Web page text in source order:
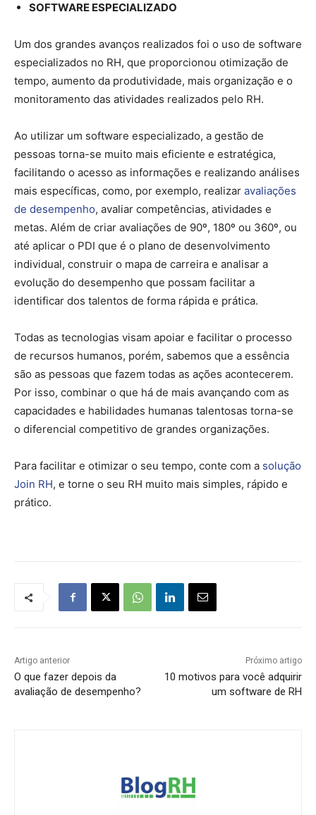
SOFTWARE ESPECIALIZADO
Um dos grandes avanços realizados foi o uso de software
especializados no RH, que proporcionou otimização de
tempo, aumento da produtividade, mais organização e o
monitoramento das atividades realizados pelo RH.
Ao utilizar um software especializado, a gestão de
pessoas torna-se muito mais eficiente e estratégica,
facilitando o acesso as informações e realizando análises
mais específicas, como, por exemplo, realizar avaliações
de desempenho, avaliar competências, atividades e
metas. Além de criar avaliações de 90º, 180º ou 360º, ou
até aplicar o PDI que é o plano de desenvolvimento
individual, construir o mapa de carreira e analisar a
evolução do desempenho que possam facilitar a
identificar dos talentos de forma rápida e prática.
Todas as tecnologias visam apoiar e facilitar o processo
de recursos humanos, porém, sabemos que a essência
são as pessoas que fazem todas as ações acontecerem.
Por isso, combinar o que há de mais avançando com as
capacidades e habilidades humanas talentosas torna-se
o diferencial competitivo de grandes organizações.
Para facilitar e otimizar o seu tempo, conte com a solução
Join RH, e torne o seu RH muito mais simples, rápido e
prático.
Artigo anterior
O que fazer depois da
avaliação de desempenho?
Próximo artigo
10 motivos para você adquirir
um software de RH